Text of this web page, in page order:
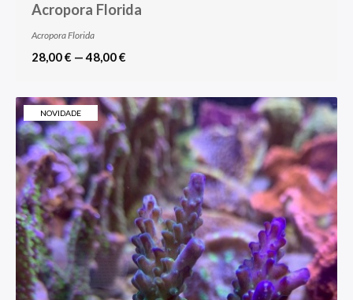
Acropora Florida
Acropora Florida
28,00 € — 48,00 €
NOVIDADE